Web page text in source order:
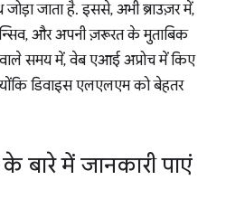
जाता है. इससे, अभी ब्राउज़र में,
और अपनी ज़रूरत के मुताबिक
समय में, वेब एआई अप्रोच में किए
डिवाइस एलएलएम को बेहतर
बारे में जानकारी पाएं